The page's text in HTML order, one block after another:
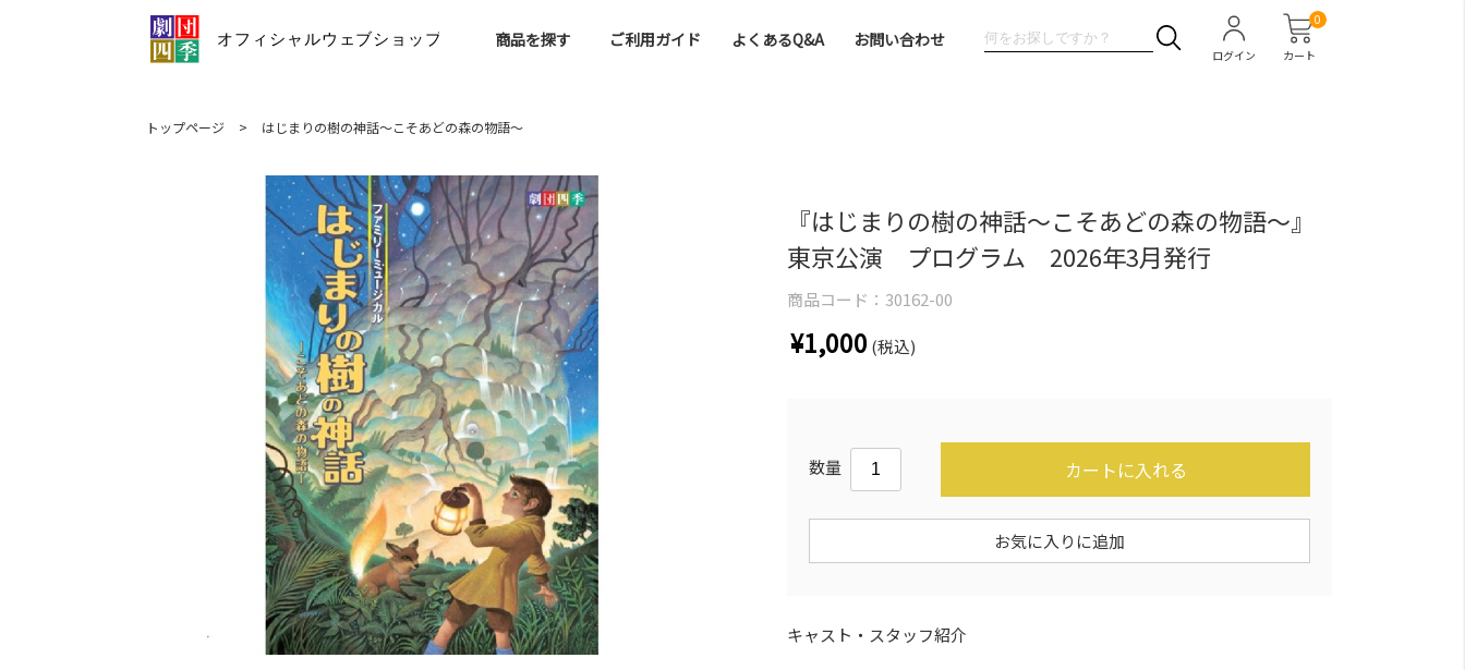
商品を探す ご利用ガイド よくあるQ&A お問い合わせ
カート
0
ログイン
トップページ > はじまりの樹の神話～こそあどの森の物語～
『はじまりの樹の神話～こそあどの森の物語～』
東京公演 プログラム 2026年3月発行
商品コード： 30162-00
¥1,000 (税込)
数量 カートに入れる
お気に入りに追加
キャスト・スタッフ紹介